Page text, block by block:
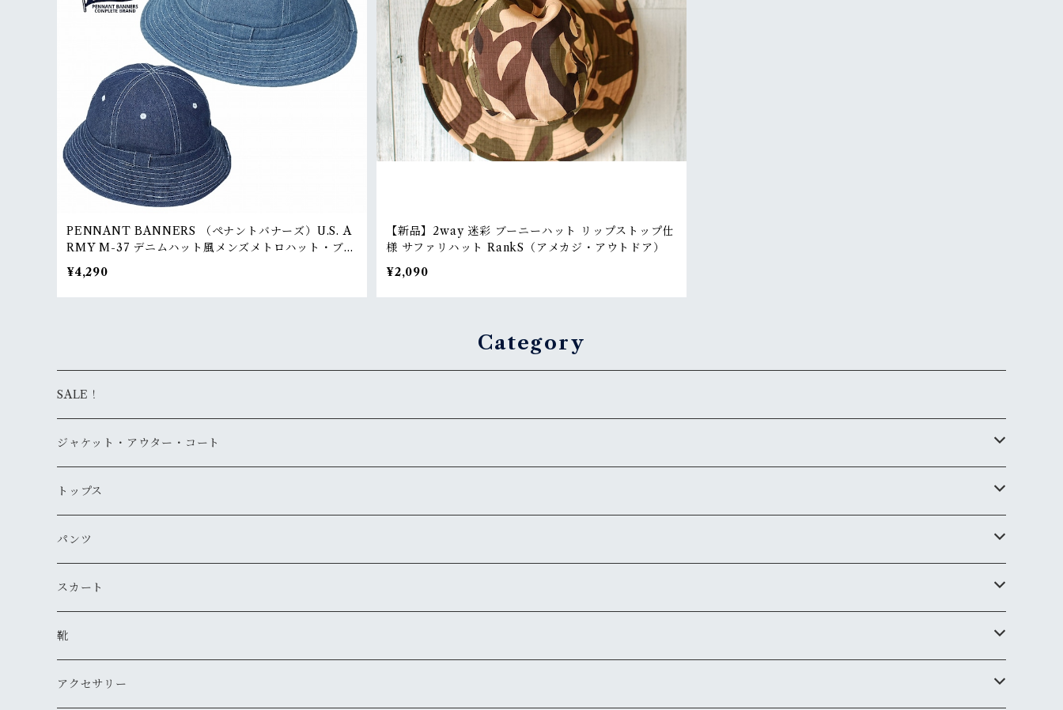
PENNANT BANNERS （ペナントバナーズ）U.S. A
RMY M-37 デニムハット風メンズメトロハット・ブッ
シュハットRankS
¥4,290
【新品】2way 迷彩 ブーニーハット リップストップ仕
様 サファリハット RankS（アメカジ・アウトドア）
¥2,090
Category
SALE！
ジャケット・アウター・コート
デニムジャケット
古着
新品
レザージャケット
古着
新品
ミリタリージャケット
古着
新品
ダウンジャケット
古着
スタジアムジャンバー
トップス
ニット・セーター
古着
新品
カーディガン
Tシャツ・カットソー（半袖・袖無し）
古着
Tシャツ・カットソー（長袖・７分）
パンツ
デニム・ジーンズ
古着
新品
ワークパンツ
新品
ミリタリー・カーゴパンツ
スカート
古着
靴
スニーカー
アクセサリー